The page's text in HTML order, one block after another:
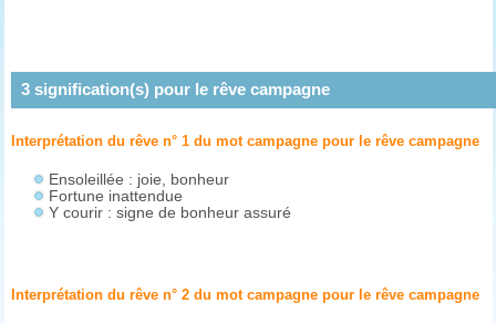
3signification(s) pour le rêve campagne
Interprétation du rêve n° 1 du mot campagne pour le rêvecampagne
Ensoleillée : joie, bonheur
Fortune inattendue
Y courir : signe de bonheur assuré
Interprétation du rêve n° 2 du mot campagne pour le rêvecampagne